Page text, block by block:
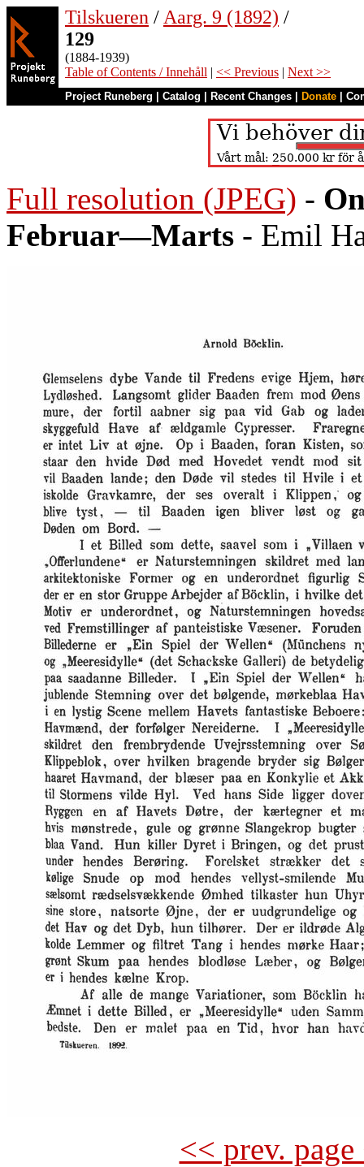
Tilskueren / Aarg. 9 (1892) /
129
(1884-1939)
Table of Contents / Innehåll | << Previous | Next >>
Project Runeberg Catalog Recent Changes Donate
Full resolution (JPEG) -
Februar—Marts - Emil
<< prev.